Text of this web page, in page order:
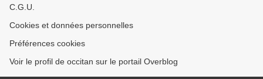
C.G.U.
Cookies et données personnelles
Préférences cookies
Voir le profil de occitan sur le portail Overblog